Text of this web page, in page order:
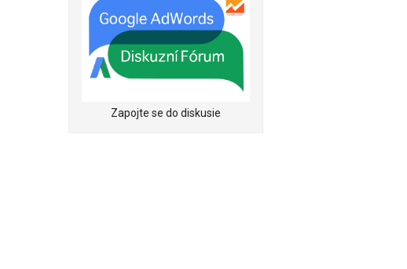
Zapojte se do diskusie